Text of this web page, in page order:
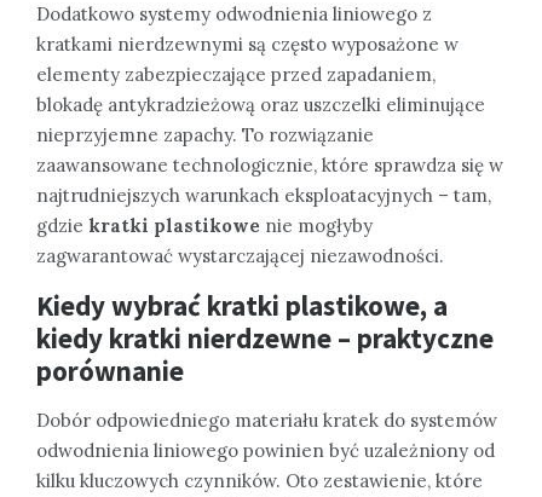
Dodatkowo systemy odwodnienia liniowego z
kratkami nierdzewnymi są często wyposażone w
elementy zabezpieczające przed zapadaniem,
blokadę antykradzieżową oraz uszczelki eliminujące
nieprzyjemne zapachy. To rozwiązanie
zaawansowane technologicznie, które sprawdza się w
najtrudniejszych warunkach eksploatacyjnych – tam,
gdzie kratki plastikowe nie mogłyby
zagwarantować wystarczającej niezawodności.
Kiedy wybrać kratki plastikowe, a
kiedy kratki nierdzewne – praktyczne
porównanie
Dobór odpowiedniego materiału kratek do systemów
odwodnienia liniowego powinien być uzależniony od
kilku kluczowych czynników. Oto zestawienie, które